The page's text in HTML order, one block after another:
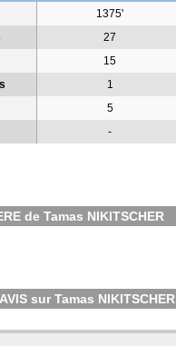
1375'
27
15
1
5
-
de Tamas NIKITSCHER
sur Tamas NIKITSCHER